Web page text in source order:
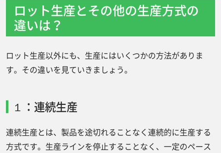
ロット生産とその他の生産方式の
違いは？
ロット生産以外にも、生産にはいくつかの方法がありま
す。その違いを見ていきましょう。
１：連続生産
連続生産とは、製品を途切れることなく連続的に生産する
方式です。生産ラインを停止することなく、一定のペース